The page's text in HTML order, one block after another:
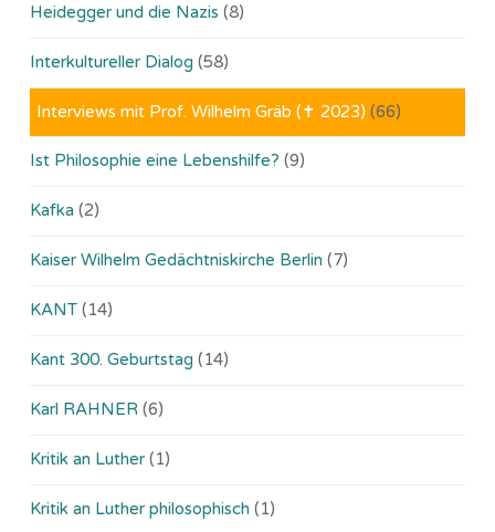
Heidegger und die Nazis (8)
Interkultureller Dialog (58)
Interviews mit Prof. Wilhelm Gräb (✝ 2023) (66)
Ist Philosophie eine Lebenshilfe? (9)
Kafka (2)
Kaiser Wilhelm Gedächtniskirche Berlin (7)
KANT (14)
Kant 300. Geburtstag (14)
Karl RAHNER (6)
Kritik an Luther (1)
Kritik an Luther philosophisch (1)